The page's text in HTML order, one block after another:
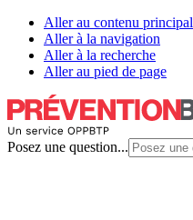
Aller au contenu principal
Aller à la navigation
Aller à la recherche
Aller au pied de page
Posez une question...